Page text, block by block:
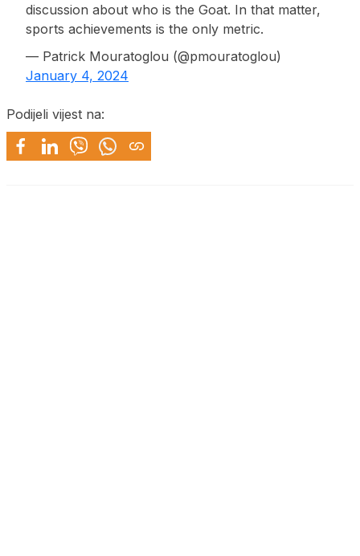
discussion about who is the Goat. In that matter,
sports achievements is the only metric.
— Patrick Mouratoglou (@pmouratoglou)
January 4, 2024
Podijeli vijest na: